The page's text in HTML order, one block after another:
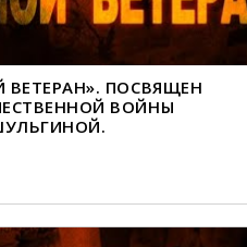
ВЕТЕРАН». ПОСВЯЩЕН
ВОЙНЫ